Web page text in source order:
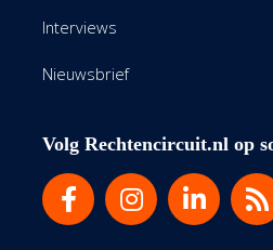
Interviews
Nieuwsbrief
Volg Rechtencircuit.nl op